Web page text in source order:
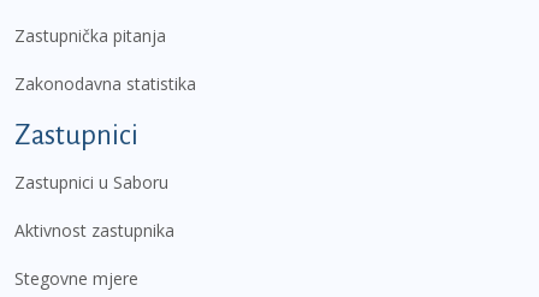
Zastupnička pitanja
Zakonodavna statistika
Zastupnici
Zastupnici u Saboru
Aktivnost zastupnika
Stegovne mjere